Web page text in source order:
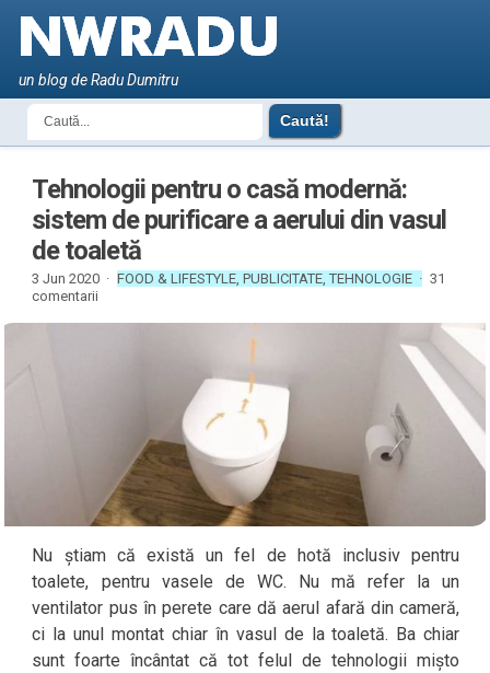
un blog de Radu Dumitru
Tehnologii pentru o casă modernă:
sistem de purificare a aerului din vasul
de toaletă
3 Jun 2020 · FOOD & LIFESTYLE,PUBLICITATE,TEHNOLOGIE · 31
comentarii
Nu știam că există un fel de hotă inclusiv pentru
toalete, pentru vasele de WC. Nu mă refer la un
ventilator pus în perete care dă aerul afară din cameră,
ci la unul montat chiar în vasul de la toaletă. Ba chiar
sunt foarte încântat că tot felul de tehnologii mișto